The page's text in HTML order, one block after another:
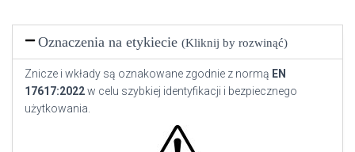
Oznaczenia na etykiecie (Kliknij by rozwinąć)
Znicze i wkłady są oznakowane zgodnie z normą EN
17617:2022w celu szybkiej identyfikacji i bezpiecznego
użytkowania.